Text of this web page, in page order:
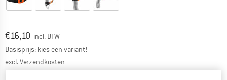
Prijs:
€16,10 incl. BTW
Basisprijs: kies een variant!
excl. Verzendkosten